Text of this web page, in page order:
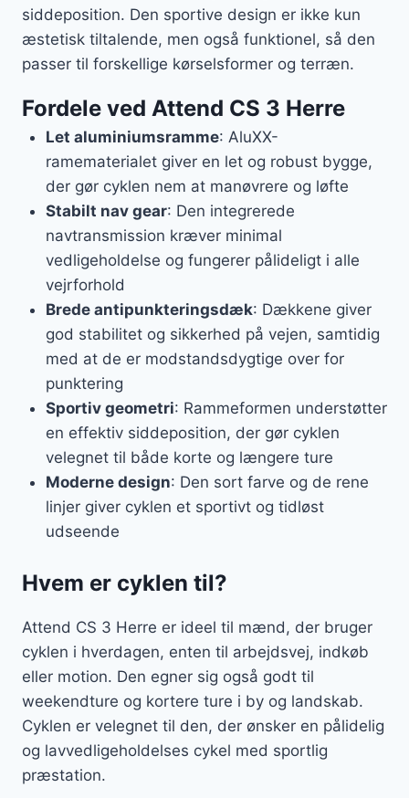
siddeposition. Den sportive design er ikke kun
æstetisk tiltalende, men også funktionel, så den
passer til forskellige kørselsformer og terræn.
Fordele ved Attend CS 3 Herre
Let aluminiumsramme: AluXX-
ramematerialet giver en let og robust bygge,
der gør cyklen nem at manøvrere og løfte
Stabilt nav gear: Den integrerede
navtransmission kræver minimal
vedligeholdelse og fungerer pålideligt i alle
vejrforhold
Brede antipunkteringsdæk: Dækkene giver
god stabilitet og sikkerhed på vejen, samtidig
med at de er modstandsdygtige over for
punktering
Sportiv geometri: Rammeformen understøtter
en effektiv siddeposition, der gør cyklen
velegnet til både korte og længere ture
Moderne design: Den sort farve og de rene
linjer giver cyklen et sportivt og tidløst
udseende
Hvem er cyklen til?
Attend CS 3 Herre er ideel til mænd, der bruger
cyklen i hverdagen, enten til arbejdsvej, indkøb
eller motion. Den egner sig også godt til
weekendture og kortere ture i by og landskab.
Cyklen er velegnet til den, der ønsker en pålidelig
og lavvedligeholdelses cykel med sportlig
præstation.